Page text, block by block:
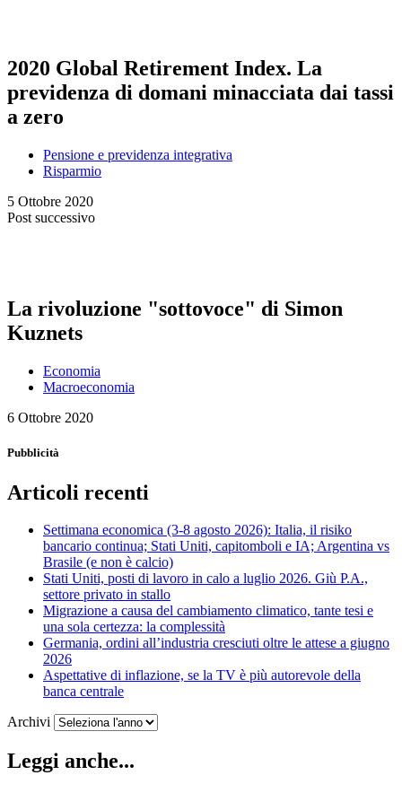
2020 Global Retirement Index. La
previdenza di domani minacciata dai tassi
a zero
Pensione e previdenza integrativa
Risparmio
5 Ottobre 2020
Post successivo
La rivoluzione "sottovoce" di Simon
Kuznets
Economia
Macroeconomia
6 Ottobre 2020
Pubblicità
Articoli recenti
Settimana economica (3-8 agosto 2026): Italia, il risiko
bancario continua; Stati Uniti, capitomboli e IA; Argentina vs
Brasile (e non è calcio)
Stati Uniti, posti di lavoro in calo a luglio 2026. Giù P.A.,
settore privato in stallo
Migrazione a causa del cambiamento climatico, tante tesi e
una sola certezza: la complessità
Germania, ordini all’industria cresciuti oltre le attese a giugno
2026
Aspettative di inflazione, se la TV è più autorevole della
banca centrale
Archivi
Leggi anche...